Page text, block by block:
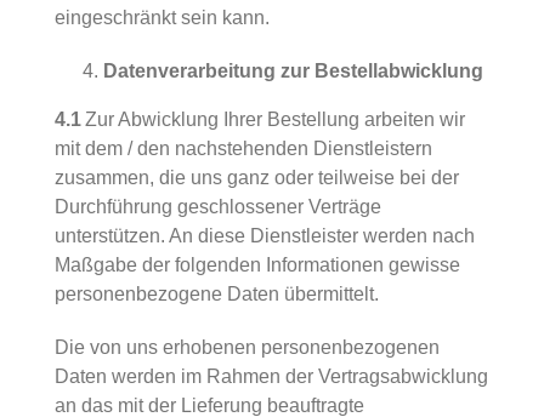
eingeschränkt sein kann.
Datenverarbeitung zur Bestellabwicklung
4.1Zur Abwicklung Ihrer Bestellung arbeiten wir
mit dem / den nachstehenden Dienstleistern
zusammen, die uns ganz oder teilweise bei der
Durchführung geschlossener Verträge
unterstützen. An diese Dienstleister werden nach
Maßgabe der folgenden Informationen gewisse
personenbezogene Daten übermittelt.
Die von uns erhobenen personenbezogenen
Daten werden im Rahmen der Vertragsabwicklung
an das mit der Lieferung beauftragte